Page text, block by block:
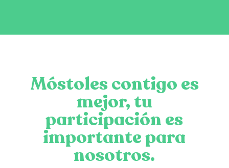
Móstoles contigo es
mejor, tu
participación es
importante para
nosotros.